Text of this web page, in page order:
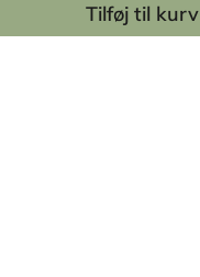
Tilføj til kurv